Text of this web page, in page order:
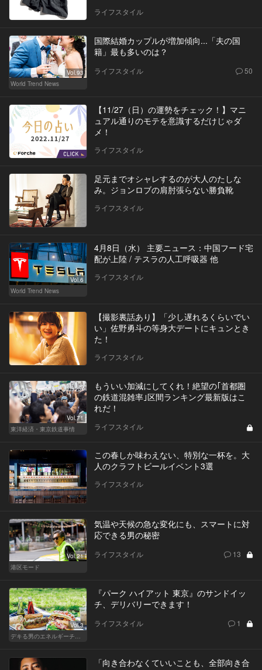
ライフスタイル
Vol.93
World Trend News
国際結婚カップルが増加傾向...「夫の国
籍」最も多いのは？
ライフスタイル 50
【11/27（日）の運勢をチェック！】マニ
ュアル通りのモテを意識するだけじゃダ
メ！
ライフスタイル
足元までオシャレするのが大人のたしな
み。ジョンロブの肩肘張らない勝負靴
ライフスタイル
Vol.6
World Trend News
4月8日（水） 主要ニュース：中国フード宅
配が上陸 / テスラの人工呼吸器 他
ライフスタイル
【撮影裏話あり】「少し遅れるくらいでい
い」佐野勇斗の等身大デートにキュンとき
た！
ライフスタイル
Vol.71
東洋経済・東京鉄道事情
もういい加減にしてくれ！絶望の｢首都圏
の鉄道混雑率｣区間ランキング最新版はこ
れだ！
ライフスタイル
この春しか味わえない、特別な一杯を。大
人のクラフトビールイベント3選
ライフスタイル
Vol.21
港区モード
気温や天候の急な変化にも、スマートに対
応できる男の秘密
ライフスタイル 13
Vol.3
デキる男のエネルギーチャージ POWER HOTELS ホテルがサンドイッチブームを牽引する！
『パーク ハイアット 東京』のサンドイッ
チ、デリバリーできます！
ライフスタイル 1
「向き合わなくていいことも、全部向き合